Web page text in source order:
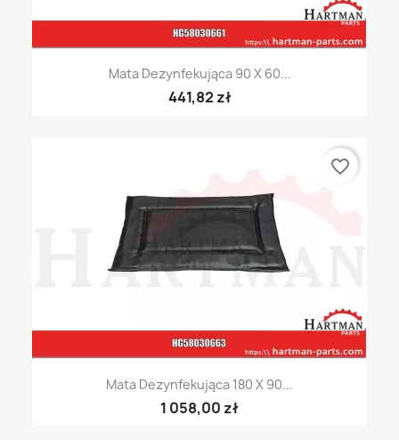
Mata Dezynfekująca 90 X 60...
441,82 zł
Mata Dezynfekująca 180 X 90...
1 058,00 zł
favorite_border